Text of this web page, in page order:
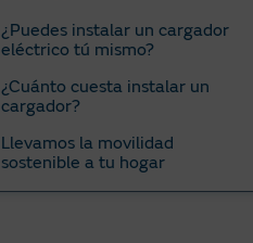
¿Puedes instalar un cargador
eléctrico tú mismo?
¿Cuánto cuesta instalar un
cargador?
Llevamos la movilidad
sostenible a tu hogar